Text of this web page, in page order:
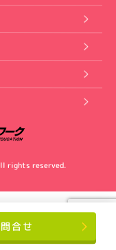
rights reserved.
合せ